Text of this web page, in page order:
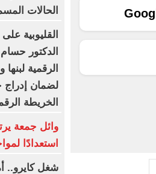
الحالات
القليوبية
الدكتور
الرقمية
لضمان إدراج
الخريطة
وائل جمعة
استعدادًا
شغل كايرو..